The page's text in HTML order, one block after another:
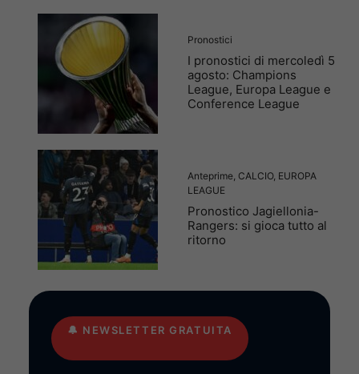
Pronostici
I pronostici di mercoledì 5
agosto: Champions
League, Europa League e
Conference League
Anteprime CALCIO, EUROPA
LEAGUE
Pronostico Jagiellonia-
Rangers: si gioca tutto al
ritorno
🔔 NEWSLETTER GRATUITA